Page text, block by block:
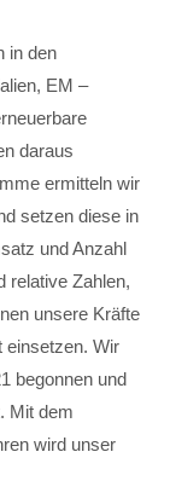
in den
EM –
daraus
ermitteln wir
setzen diese in
und Anzahl
relative Zahlen,
unsere Kräfte
einsetzen. Wir
begonnen und
Mit dem
wird unser